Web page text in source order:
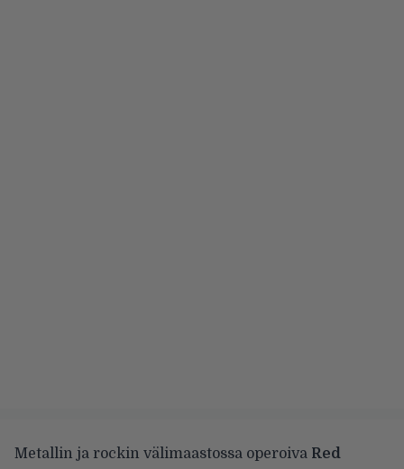
Metallin ja rockin välimaastossa operoiva Red